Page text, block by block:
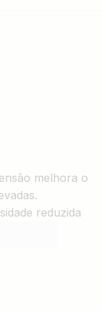
melhora o
reduzida
em